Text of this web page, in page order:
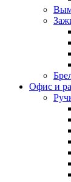
Офис и